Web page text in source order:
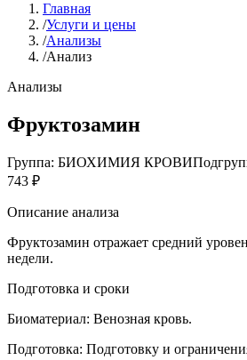
Главная
/Услуги и цены
/Анализы
/Анализ
Анализы
Фруктозамин
Группа: БИОХИМИЯ КРОВИ
743 ₽
Описание анализа
Фруктозамин отражает средний
недели.
Подготовка и сроки
Биоматериал: Венозная кровь.
Подготовка: Подготовку и